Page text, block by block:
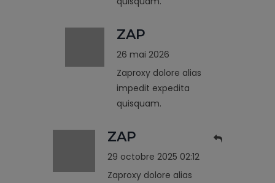
ZAP
26 mai 2026
Zaproxy dolore alias
impedit expedita
quisquam.
ZAP
29 octobre 2025 02:12
Zaproxy dolore alias